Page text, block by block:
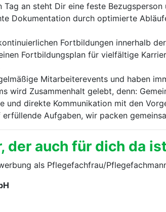
Tag an steht Dir eine feste
Dokumentation durch optimierte
Fortbildungen innerhalb
Fortbildungsplan für vielfältige
Mitarbeiterevents und haben
wird Zusammenhalt gelebt, denn:
und direkte Kommunikation mit den
erfüllende Aufgaben, wir packen
der auch für dich da
als Pflegefachfrau/